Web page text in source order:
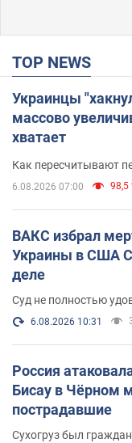
TOP NEWS
Украинцы
массово
хватает
Как пересчитывают
6.08.2026 07:00 98,5
ВАКС избрал
Украины в США
деле
Суд не полностью
6.08.2026 10:31
Россия
Бисау в Чёрном
пострадавшие
Сухогруз был